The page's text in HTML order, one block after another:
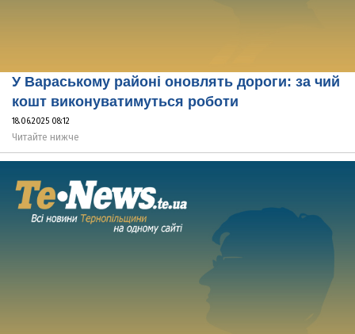
У Вараському районі оновлять дороги: за чий
кошт виконуватимуться роботи
18.06.2025 08:12
Читайте нижче